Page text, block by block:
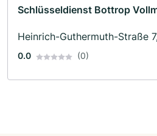
Schlüsseldienst Bottrop
Heinrich-Guthermuth-Straße
0.0 (0)